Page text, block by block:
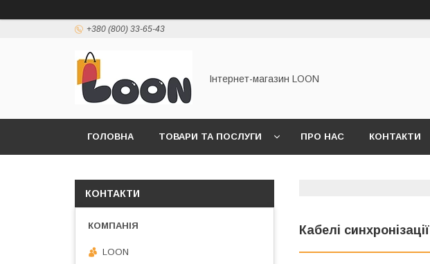
+380 (800) 33-65-43
Інтернет-магазин LOON
ГОЛОВНА ТОВАРИ ТА ПОСЛУГИ ПРО НАС КОНТАКТИ
Кабелі синхронізації
КОНТАКТИ
LOON